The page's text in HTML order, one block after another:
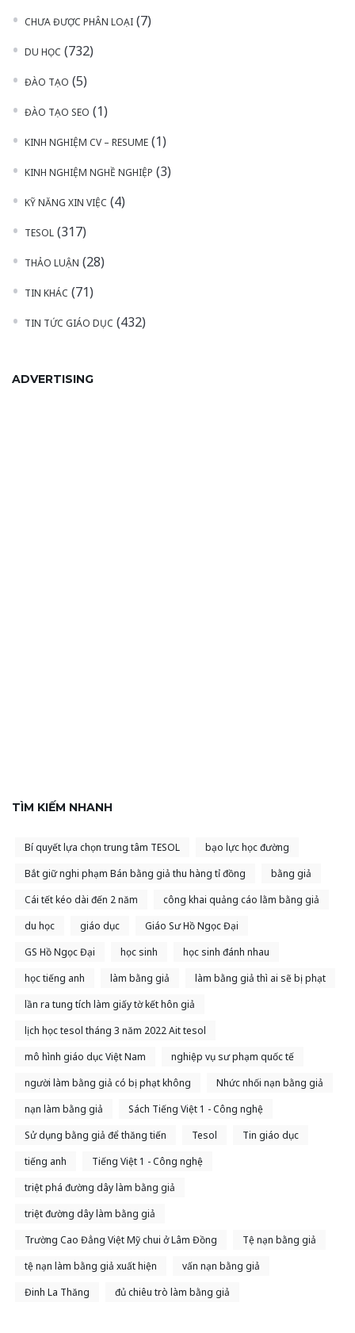
CHƯA ĐƯỢC PHÂN LOẠI (7)
DU HỌC (732)
ĐÀO TẠO (5)
ĐÀO TẠO SEO (1)
KINH NGHIỆM CV – RESUME (1)
KINH NGHIỆM NGHỀ NGHIỆP (3)
KỸ NĂNG XIN VIỆC (4)
TESOL (317)
THẢO LUẬN (28)
TIN KHÁC (71)
TIN TỨC GIÁO DỤC (432)
ADVERTISING
TÌM KIẾM NHANH
Bí quyết lựa chọn trung tâm TESOL
bạo lực học đường
Bắt giữ nghi phạm Bán bằng giả thu hàng tỉ đồng
bằng giả
Cái tết kéo dài đến 2 năm
công khai quảng cáo lằm bằng giả
du học
giáo dục
Giáo Sư Hồ Ngọc Đại
GS Hồ Ngọc Đại
học sinh
học sinh đánh nhau
học tiếng anh
làm bằng giả
làm bằng giả thì ai sẽ bị phạt
lần ra tung tích làm giấy tờ kết hôn giả
lịch học tesol tháng 3 năm 2022 Ait tesol
mô hình giáo dục Việt Nam
nghiệp vụ sư phạm quốc tế
người làm bằng giả có bị phạt không
Nhức nhối nạn bằng giả
nạn làm bằng giả
Sách Tiếng Việt 1 - Công nghệ
Sử dụng bằng giả để thăng tiến
Tesol
Tin giáo dục
tiếng anh
Tiếng Việt 1 - Công nghệ
triệt phá đường dây làm bằng giả
triệt đường dây làm bằng giả
Trường Cao Đẳng Việt Mỹ chui ở Lâm Đồng
Tệ nạn bằng giả
tệ nạn làm bằng giả xuất hiện
vấn nạn bằng giả
Đinh La Thăng
đủ chiêu trò làm bằng giả